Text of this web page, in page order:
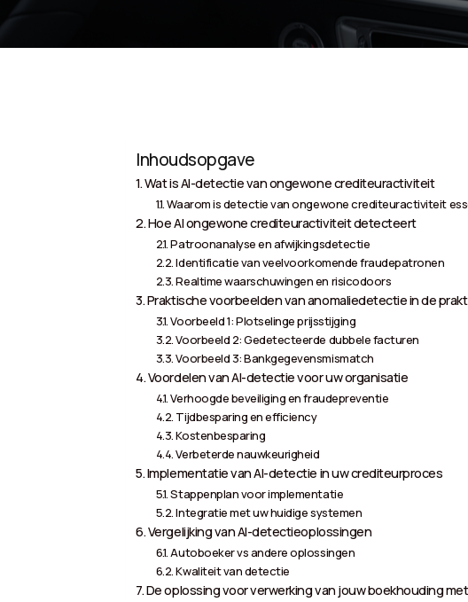
Inhoudsopgave
Wat is AI-detectie van ongewone crediteuractiviteit
Waarom is detectie van ongewone crediteuractiviteit
Hoe AI ongewone crediteuractiviteit detecteert
Patroonanalyse en afwijkingsdetectie
Identificatie van veelvoorkomende fraudepatronen
Realtime waarschuwingen en risicodoors
Praktische voorbeelden van anomaliedetectie in de
Voorbeeld 1: Plotselinge prijsstijging
Voorbeeld 2: Gedetecteerde dubbele facturen
Voorbeeld 3: Bankgegevensmismatch
Voordelen van AI-detectie voor uw organisatie
Verhoogde beveiliging en fraudepreventie
Tijdbesparing en efficiency
Kostenbesparing
Verbeterde nauwkeurigheid
Implementatie van AI-detectie in uw crediteurproces
Stappenplan voor implementatie
Integratie met uw huidige systemen
Vergelijking van AI-detectieoplossingen
Autoboeker vs andere oplossingen
Kwaliteit van detectie
De oplossing voor verwerking van jouw boekhouding